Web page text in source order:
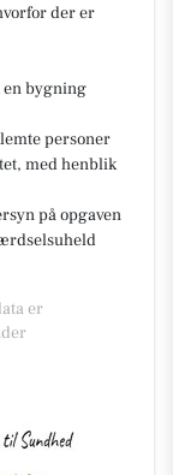
der er
bygning
personer
med henblik
på opgaven
er